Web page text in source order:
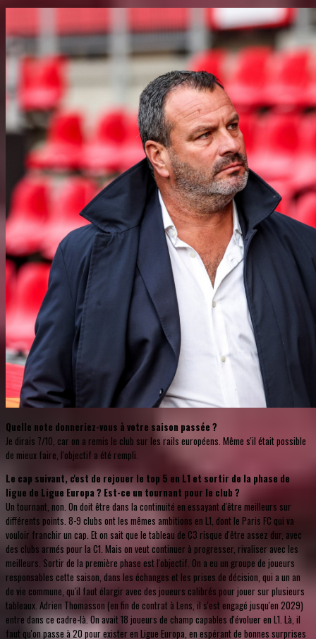
Quelle note donneriez-vous à votre saison passée ?
Je dirais 7/10, car on a remis le club sur les rails européens. Même s'il était possible
de mieux faire, l'objectif a été rempli.
Le cap suivant, c'est de rejouer le top 5 en L1 et sortir de la phase de
ligue de Ligue Europa ? Est-ce un tournant pour le club ?
Un tournant, non. On doit être dans la continuité en essayant d'être meilleurs sur
différents points. 8-9 clubs ont les mêmes ambitions en L1, dont le Paris FC qui va
vouloir franchir un cap. Et on sait que le tableau de C3 risque d'être assez dur, avec
des clubs armés pour la C1. Mais on veut continuer à progresser, rivaliser avec les
meilleurs. Sortir de la première phase est l'objectif. On a eu un groupe de joueurs
responsables cette saison, dans les échanges et les prises de décision, qui a un an
de vie commune, qu'il faut élargir avec des joueurs calibrés pour jouer sur plusieurs
tableaux. Adrien Thomasson (en fin de contrat à Lens, il s'est engagé jusqu'en 2029)
entre dans ce cadre-là. On avait 18 joueurs de champ capables d'évoluer en L1. Là, il
faut qu'on passe à 20 pour exister en Ligue Europa, en espérant de bonnes surprises